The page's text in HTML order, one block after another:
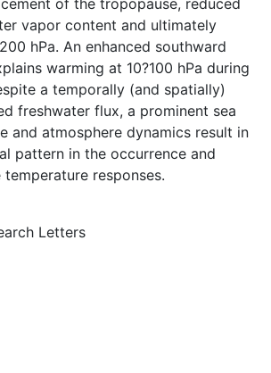
of the tropopause, reduced
vapor content and ultimately
hPa. An enhanced southward
warming at 10?100 hPa during
a temporally (and spatially)
freshwater flux, a prominent sea
and atmosphere dynamics result in
pattern in the occurrence and
responses.
Letters